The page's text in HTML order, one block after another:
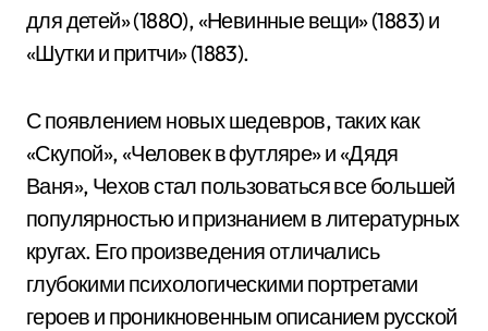
для детей» (1880), «Невинные вещи» (1883) и
«Шутки и притчи» (1883).
С появлением новых шедевров, таких как
«Скупой», «Человек в футляре» и «Дядя
Ваня», Чехов стал пользоваться все большей
популярностью и признанием в литературных
кругах. Его произведения отличались
глубокими психологическими портретами
героев и проникновенным описанием русской